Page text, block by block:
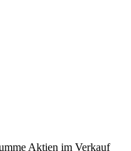
Aktien im Verkauf